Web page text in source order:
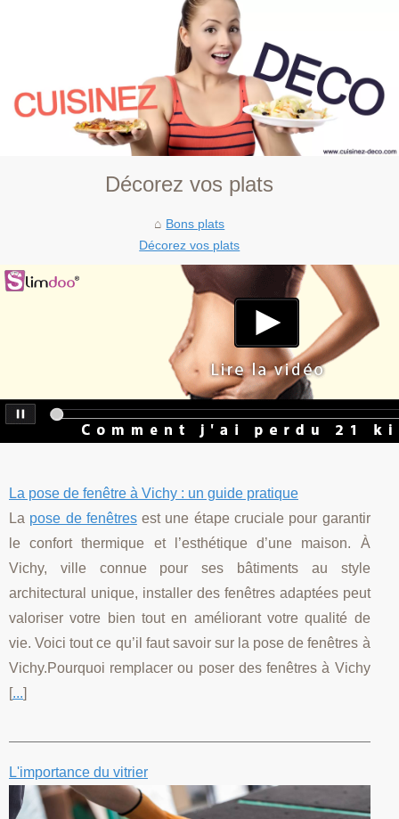
Décorez vos plats
Bons plats
Décorez vos plats
La pose de fenêtre à Vichy : un guide pratique
La pose de fenêtresest une étape cruciale pour garantir
le confort thermique et l’esthétique d’une maison. À
Vichy, ville connue pour ses bâtiments au style
architectural unique, installer des fenêtres adaptées peut
valoriser votre bien tout en améliorant votre qualité de
vie. Voici tout ce qu’il faut savoir sur la pose de fenêtres à
Vichy.Pourquoi remplacer ou poser des fenêtres à Vichy
[...]
L'importance du vitrier